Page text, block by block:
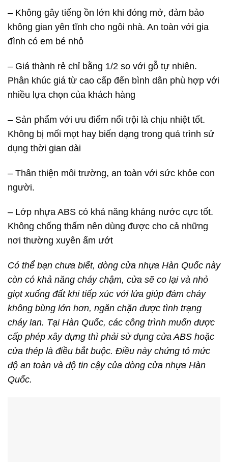
– Không gây tiếng ồn lớn khi đóng mở, đảm bảo
không gian yên tĩnh cho ngôi nhà. An toàn với gia
đình có em bé nhỏ
– Giá thành rẻ chỉ bằng 1/2 so với gỗ tự nhiên.
Phân khúc giá từ cao cấp đến bình dân phù hợp với
nhiều lựa chọn của khách hàng
– Sản phẩm với ưu điểm nổi trội là chịu nhiệt tốt.
Không bị mối mọt hay biến dạng trong quá trình sử
dụng thời gian dài
– Thân thiện môi trường, an toàn với sức khỏe con
người.
– Lớp nhựa ABS có khả năng kháng nước cực tốt.
Không chống thấm nên dùng được cho cả những
nơi thường xuyên ẩm ướt
Có thể bạn chưa biết, dòng cửa nhựa Hàn Quốc này
còn có khả năng cháy chậm, cửa sẽ co lại và nhỏ
giọt xuống đất khi tiếp xúc với lửa giúp đám cháy
không bùng lớn hơn, ngăn chặn được tình trạng
cháy lan. Tại Hàn Quốc, các công trình muốn được
cấp phép xây dựng thì phải sử dụng cửa ABS hoặc
cửa thép là điều bắt buộc. Điều này chứng tỏ mức
độ an toàn và độ tin cậy của dòng cửa nhựa Hàn
Quốc.